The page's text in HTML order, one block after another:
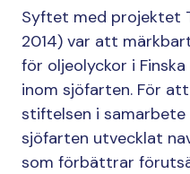
Syftet med projektet
2014) var att
för oljeolyckor i
inom sjöfarten. För
stiftelsen i
sjöfarten utvecklat
som förbättrar